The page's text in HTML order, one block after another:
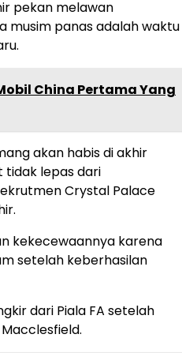
pekan melawan
musim panas adalah waktu
China Pertama Yang
akan habis di akhir
tidak lepas dari
Crystal Palace
kekecewaannya karena
setelah keberhasilan
dari Piala FA setelah